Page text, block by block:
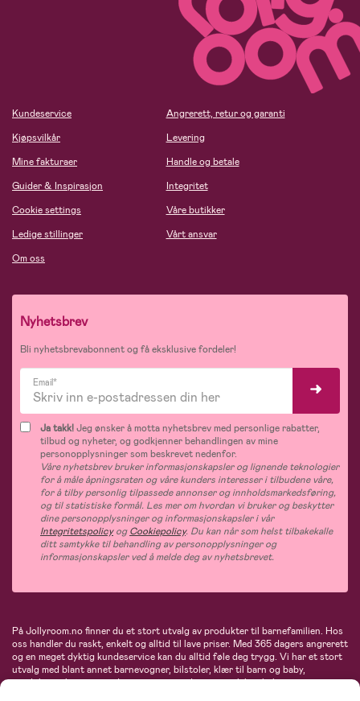
Kundeservice
Kjøpsvilkår
Mine fakturaer
Guider & Inspirasjon
Cookie settings
Ledige stillinger
Om oss
Angrerett, retur og garanti
Levering
Handle og betale
Integritet
Våre butikker
Vårt ansvar
Nyhetsbrev
Bli nyhetsbrevabonnent og få eksklusive fordeler!
Email*
Ja takk!Jeg ønsker å motta nyhetsbrev med personlige rabatter,
tilbud og nyheter, og godkjenner behandlingen av mine
personopplysninger som beskrevet nedenfor.
Våre nyhetsbrev bruker informasjonskapsler og lignende teknologier
for å måle åpningsraten og våre kunders interesser i tilbudene våre,
for å tilby personlig tilpassede annonser og innholdsmarkedsføring,
og til statistiske formål. Les mer om hvordan vi bruker og beskytter
dine personopplysninger og informasjonskapsler i vår
IntegritetspolicyogCookiepolicy. Du kan når som helst tilbakekalle
ditt samtykke til behandling av personopplysninger og
informasjonskapsler ved å melde deg av nyhetsbrevet.
På Jollyroom.no finner du et stort utvalg av produkter til barnefamilien. Hos
oss handler du raskt, enkelt og alltid til lave priser. Med 365 dagers angrerett
og en meget dyktig kundeservice kan du alltid føle deg trygg. Vi har et stort
utvalg med blant annet barnevogner, bilstoler, klær til barn og baby,
produkter til mor, mengder av inspirerende interiør, leker, babyustyr og mye